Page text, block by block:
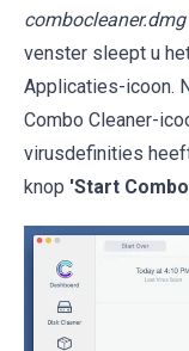
combocleaner.dmg
venster sleept u
Applicaties-icoon.
Combo Cleaner-
virusdefinities
knop 'Start